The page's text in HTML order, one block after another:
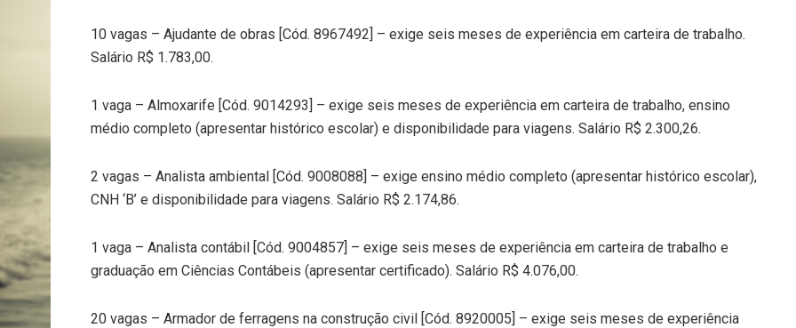
10 vagas – Ajudante de obras [Cód. 8967492] – exige seis meses de experiência em carteira de trabalho.
Salário R$ 1.783,00.
1 vaga – Almoxarife [Cód. 9014293] – exige seis meses de experiência em carteira de trabalho, ensino
médio completo (apresentar histórico escolar) e disponibilidade para viagens. Salário R$ 2.300,26.
2 vagas – Analista ambiental [Cód. 9008088] – exige ensino médio completo (apresentar histórico escolar),
CNH ‘B’ e disponibilidade para viagens. Salário R$ 2.174,86.
1 vaga – Analista contábil [Cód. 9004857] – exige seis meses de experiência em carteira de trabalho e
graduação em Ciências Contábeis (apresentar certificado). Salário R$ 4.076,00.
20 vagas – Armador de ferragens na construção civil [Cód. 8920005] – exige seis meses de experiência